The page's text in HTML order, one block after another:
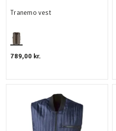
Tranemo vest
789,00 kr.